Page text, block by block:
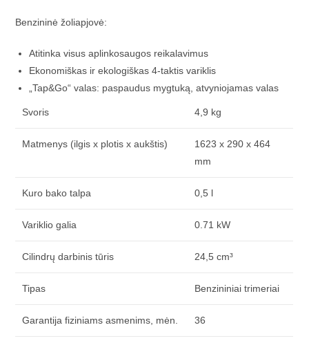
Benzininė žoliapjovė:
Atitinka visus aplinkosaugos reikalavimus
Ekonomiškas ir ekologiškas 4-taktis variklis
„Tap&Go“ valas: paspaudus mygtuką, atvyniojamas valas
Svoris 4,9 kg
Matmenys (ilgis x plotis x aukštis)
1623 x 290 x 464
mm
Kuro bako talpa 0,5 l
Variklio galia 0.71 kW
Cilindrų darbinis tūris 24,5 cm³
Tipas Benzininiai trimeriai
Garantija fiziniams asmenims, mėn. 36